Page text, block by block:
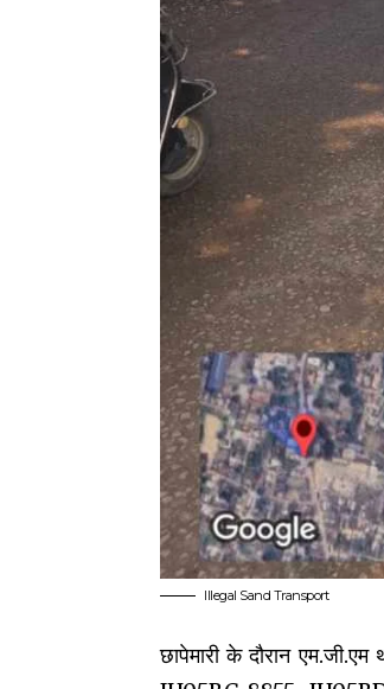
Illegal Sand Transport
छापेमारी के दौरान